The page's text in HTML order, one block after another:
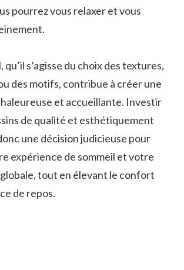
pourrez vous relaxer et vous
qu’il s’agisse du choix des textures,
des motifs, contribue à créer une
et accueillante. Investir
de qualité et esthétiquement
une décision judicieuse pour
expérience de sommeil et votre
tout en élevant le confort
de repos.